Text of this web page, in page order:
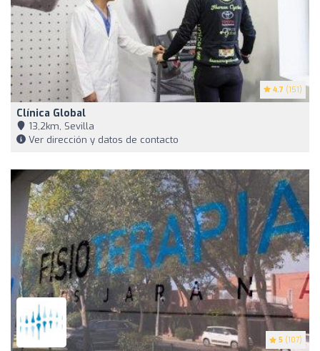
4.7 (151)
Clínica Global
13,2km, Sevilla
Ver dirección y datos de contacto
5 (107)